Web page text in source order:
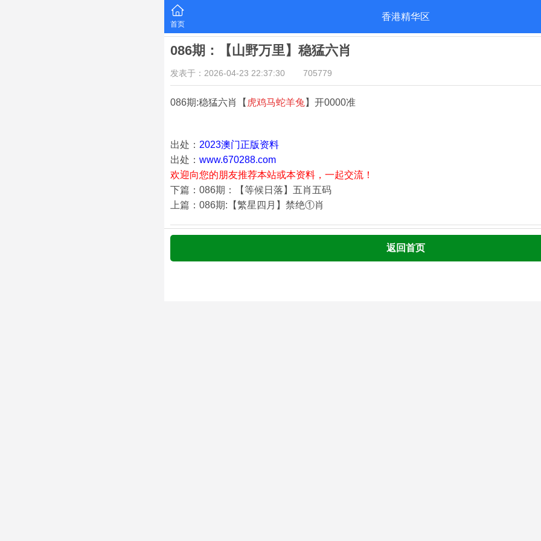
首页
香港精华区
086期：【山野万里】稳猛六肖
发表于：2026-04-23 22:37:30 705779
086期:稳猛六肖【 虎鸡马蛇羊兔 】开0000准
出处： 2023澳门正版资料
出处： www.670288.com
欢迎向您的朋友推荐本站或本资料，一起交流！
下篇：086期：【等候日落】五肖五码
上篇：086期:【繁星四月】禁绝①肖
返回首页